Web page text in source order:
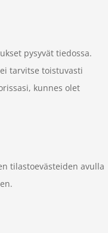
pysyvät tiedossa.
tarvitse toistuvasti
kunnes olet
tilastoevästeiden avulla